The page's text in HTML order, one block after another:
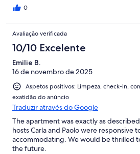
0
Avaliação verificada
10/10 Excelente
Emilie B.
16 de novembro de 2025
Aspetos positivos: Limpeza, check-in,
exatidão do anúncio
Traduzir através do Google
The apartment was exactly as
hosts Carla and Paolo were responsive
accommodating. We would be thrilled
the future.